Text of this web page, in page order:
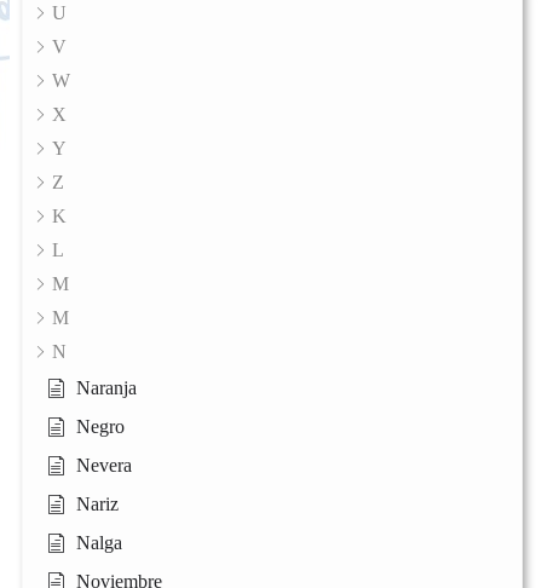
U
V
W
X
Y
Z
K
L
M
M
N
Naranja
Negro
Nevera
Nariz
Nalga
Noviembre